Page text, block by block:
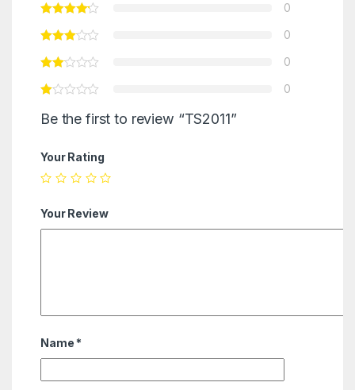
0
0
0
0
Be the first to review “TS2011”
Your Rating
Your Review
Name *